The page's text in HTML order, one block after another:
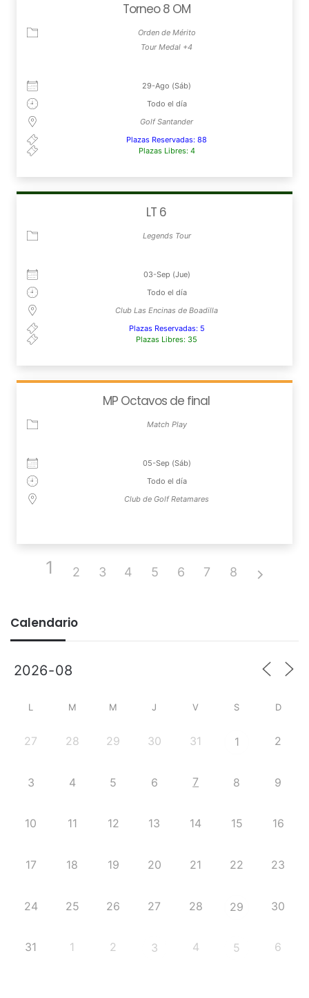
Torneo 8 OM
Orden de Mérito
Tour Medal +4
29-Ago (Sáb)
Todo el día
Golf Santander
Plazas Reservadas: 88
Plazas Libres: 4
LT 6
Legends Tour
03-Sep (Jue)
Todo el día
Club Las Encinas de Boadilla
Plazas Reservadas: 5
Plazas Libres: 35
MP Octavos de final
Match Play
05-Sep (Sáb)
Todo el día
Club de Golf Retamares
1 2 3 4 5 6 7 8
Calendario
L M M J V S D
27 28 29 30 31 1 2
3 4 5 6 7 8 9
10 11 12 13 14 15 16
17 18 19 20 21 22 23
24 25 26 27 28 29 30
31 1 2 3 4 5 6